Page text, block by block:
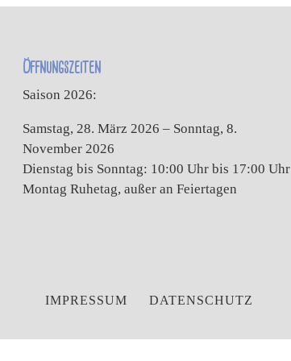
Öffnungszeiten
Saison 2026:
Samstag, 28. März 2026 – Sonntag, 8.
November 2026
Dienstag bis Sonntag: 10:00 Uhr bis 17:00 Uhr
Montag Ruhetag, außer an Feiertagen
IMPRESSUM DATENSCHUTZ